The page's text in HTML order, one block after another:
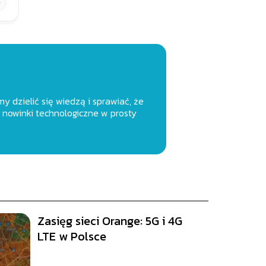
dzielić się wiedzą i sprawiać, że
technologiczne w prosty
Zasięg sieci Orange: 5G i 4G
LTE w Polsce